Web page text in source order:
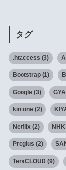
タグ
.htaccess (3) AI
Bootstrap(1)
Google(3)
kintone(2)
Netflix(2) NHK
Proglus (2)
TeraCLOUD (9)